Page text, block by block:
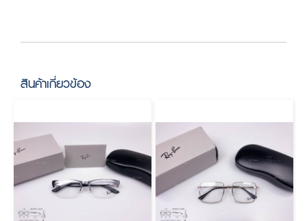
สินค้าเกี่ยวข้อง